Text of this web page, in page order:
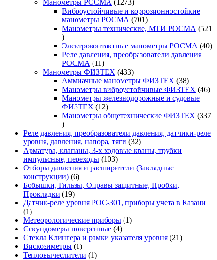
товаров
Манометры РОСМА 12731273
товара
Виброустойчивые и коррозионностойкие
манометры РОСМА
701701
товар
Манометры технические, МТИ РОСМА
521
521
товар
Электроконтактные манометры РОСМА 4040
Реле давления, преобразователи давления
РОСМА
1111
товаров
Манометры ФИЗТЕХ 433433
товара
Аммиачные манометры ФИЗТЕХ 3838
товаров
Манометры виброустойчивые ФИЗТЕХ 4646
Манометры железнодорожные и судовые
ФИЗТЕХ
1212
товаров
Манометры общетехнические ФИЗТЕХ 337
337
товаров
Реле давления, преобразователи давления, датчики-реле
уровня, давления, напора, тяги 3232
товара
Арматура, клапаны, 3-х ходовые краны, трубки
импульсные, переходы 103103
товара
Отборы давления и расширители (Закладные
конструкции) 66
товаров
Бобышки, Гильзы, Оправы защитные, Пробки,
Прокладки
1919
товаров
Датчик-реле уровня РОС-301, приборы учета в Казани
11
товар
Метеорологические приборы 11
Секундомеры поверенные 44
товара
Стекла Клингера и рамки указателя уровня 2121
Вискозиметры 11
товар
Тепловычеслители 11